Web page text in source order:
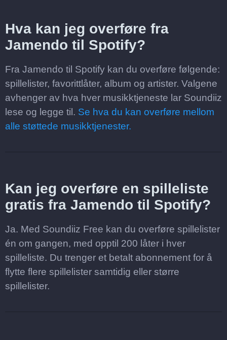
Hva kan jeg overføre fra
Jamendo til Spotify?
Fra Jamendo til Spotify kan du overføre følgende:
spillelister, favorittlåter, album og artister. Valgene
avhenger av hva hver musikktjeneste lar Soundiiz
lese og legge til. Se hva du kan overføre mellom
alle støttede musikktjenester.
Kan jeg overføre en spilleliste
gratis fra Jamendo til Spotify?
Ja. Med Soundiiz Free kan du overføre spillelister
én om gangen, med opptil 200 låter i hver
spilleliste. Du trenger et betalt abonnement for å
flytte flere spillelister samtidig eller større
spillelister.